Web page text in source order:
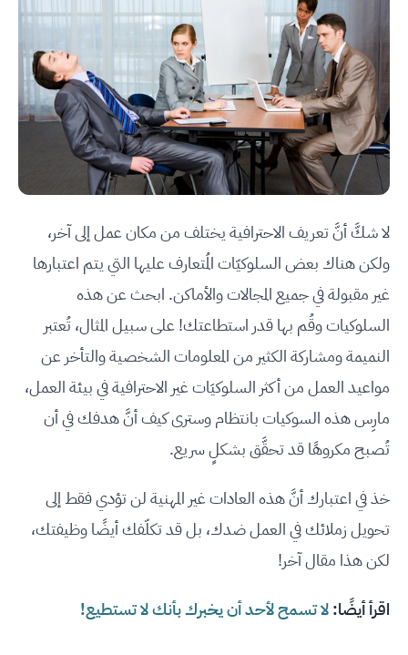
لا شكَّ أنَّ تعريف الاحترافية يختلف من مكان عمل إلى آخر،
ولكن هناك بعض السلوكيّات المُتعارف عليها التي يتم اعتبارها
غير مقبولة في جميع المجالات والأماكن. ابحث عن هذه
السلوكيات وقُم بها قدر استطاعتك! على سبيل المثال، تُعتبر
النميمة ومشاركة الكثير من المعلومات الشخصية والتأخر عن
مواعيد العمل من أكثر السلوكيَات غير الاحترافية في بيئة العمل،
مارِس هذه السوكيات بانتظام وسترى كيف أنَّ هدفك في أن
تُصبح مكروهًا قد تحقَّق بشكلٍ سريع.
خذ في اعتبارك أنَّ هذه العادات غير المهنية لن تؤدي فقط إلى
تحويل زملائك في العمل ضدك، بل قد تكلّفك أيضًا وظيفتك،
لكن هذا مقال آخر!
اقرأ أيضًا:لا تسمح لأحد أن يخبرك بأنك لا تستطيع!